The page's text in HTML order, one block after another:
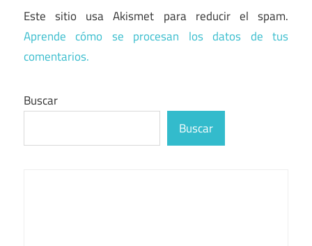
Este sitio usa Akismet para reducir el spam.
Aprende cómo se procesan los datos de tus
comentarios.
Buscar
Buscar